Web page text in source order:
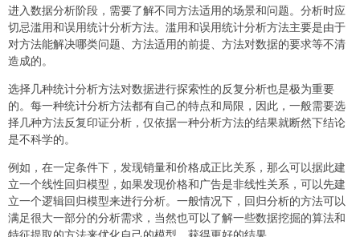
进入数据分析阶段，需要了解不同方法适用的场景和问题。分析时应
切忌滥用和误用统计分析方法。滥用和误用统计分析方法主要是由于
对方法能解决哪类问题、方法适用的前提、方法对数据的要求等不清
造成的。
选择几种统计分析方法对数据进行探索性的反复分析也是极为重要
的。每一种统计分析方法都有自己的特点和局限，因此，一般需要选
择几种方法反复印证分析，仅依据一种分析方法的结果就断然下结论
是不科学的。
例如，在一定条件下，发现销量和价格成正比关系，那么可以据此建
立一个线性回归模型，如果发现价格和广告是非线性关系，可以先建
立一个逻辑回归模型来进行分析。一般情况下，回归分析的方法可以
满足很大一部分的分析需求，当然也可以了解一些数据挖掘的算法和
特征提取的方法来优化自己的模型，获得更好的结果。